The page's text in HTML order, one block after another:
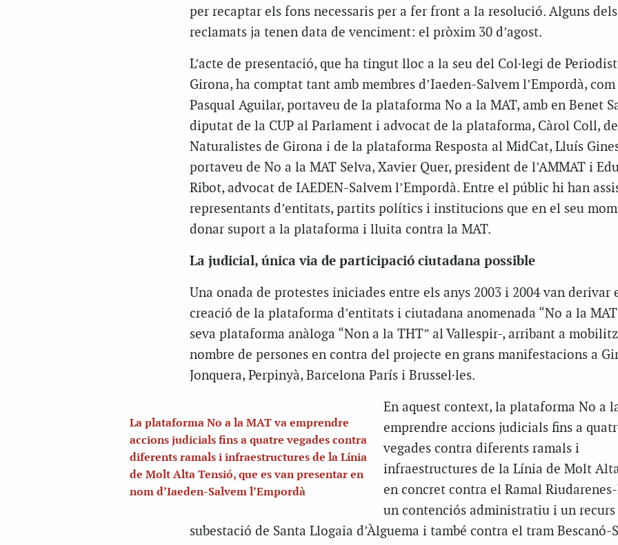
per recaptar els fons necessaris per a fer front a la resolució. Alguns
reclamats ja tenen data de venciment: el pròxim 30 d’agost.
L’acte de presentació, que ha tingut lloc a la seu del Col·legi de
Girona, ha comptat tant amb membres d’Iaeden-Salvem l’Empordà,
Pasqual Aguilar, portaveu de la plataforma No a la MAT, amb en Benet
diputat de la CUP al Parlament i advocat de la plataforma, Càrol Coll,
Naturalistes de Girona i de la plataforma Resposta al MidCat, Lluís
portaveu de No a la MAT Selva, Xavier Quer, president de l’AMMAT i
Ribot, advocat de IAEDEN-Salvem l’Empordà. Entre el públic hi han
representants d’entitats, partits polítics i institucions que en el seu
donar suport a la plataforma i lluita contra la MAT.
La judicial, única via de participació ciutadana possible
Una onada de protestes iniciades entre els anys 2003 i 2004 van derivar
creació de la plataforma d’entitats i ciutadana anomenada “No a la
seva plataforma anàloga “Non a la THT” al Vallespir-, arribant a
nombre de persones en contra del projecte en grans manifestacions a
Jonquera, Perpinyà, Barcelona París i Brussel·les.
La plataforma No a la MAT va emprendre
accions judicials fins a quatre vegades contra
diferents ramals i infraestructures de la Línia
de Molt Alta Tensió, que es van presentar en
nom d’Iaeden-Salvem l’Empordà
En aquest context, la plataforma No a
emprendre accions judicials fins a
vegades contra diferents ramals i
infraestructures de la Línia de Molt
en concret contra el Ramal
un contenciós administratiu i un recurs
subestació de Santa Llogaia d’Àlguema i també contra el tram Bescanó-